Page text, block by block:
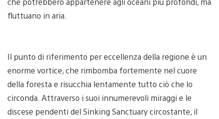
fluttuano in aria.
Il punto di riferimento per eccellenza della regione è un
enorme vortice, che rimbomba fortemente nel cuore
della foresta e risucchia lentamente tutto ciò che lo
circonda. Attraverso i suoi innumerevoli miraggi e le
discese pendenti del Sinking Sanctuary circostante, il